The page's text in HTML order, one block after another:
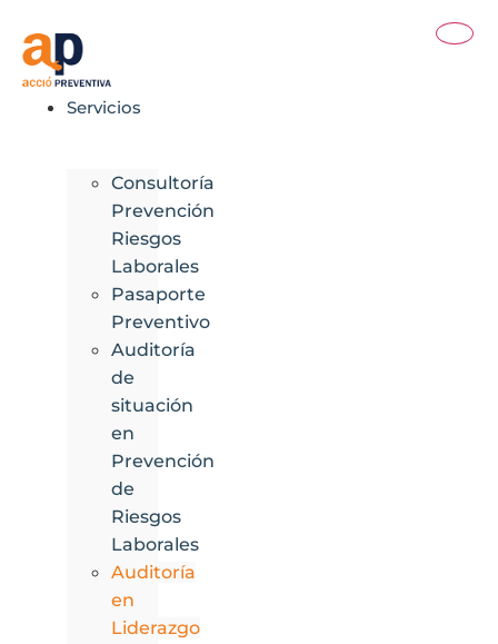
contenido
Servicios
Consultoría
Prevención
Riesgos
Laborales
Pasaporte
Preventivo
Auditoría
de
situación
en
Prevención
de
Riesgos
Laborales
Auditoría
en
Liderazgo